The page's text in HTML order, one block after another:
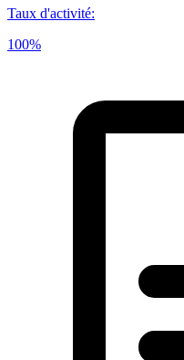
Taux d'activité:
100%